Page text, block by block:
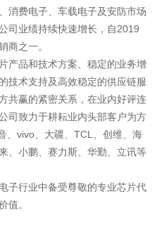
消费电子、车载电子及安防市场
司业绩持续快速增长，自2019
商之一。
产品和技术方案、稳定的业务增
技术支持及高效稳定的供应链服
共赢的紧密关系，在业内好评连
司致力于耕耘业内头部客户为方
、vivo、大疆、TCL、创维、海
、小鹏、赛力斯、华勤、立讯等
子行业中备受尊敬的专业芯片代
值。